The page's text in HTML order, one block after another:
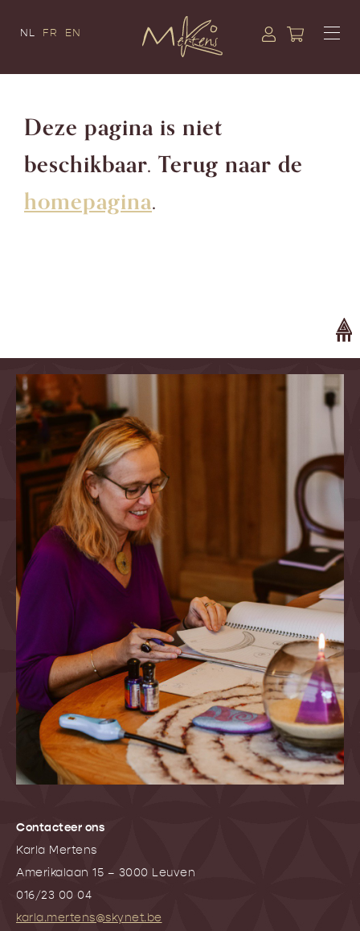
NL FR EN
Deze pagina is niet
beschikbaar. Terug naar de
homepagina.
Contacteer ons
Karla Mertens
Amerikalaan 15 – 3000 Leuven
016/23 00 04
karla.mertens@skynet.be